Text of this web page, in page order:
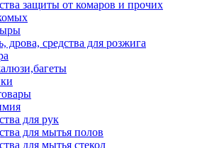
защиты от комаров и прочих
дрова, средства для розжига
для рук
для мытья полов
для мытья стекол